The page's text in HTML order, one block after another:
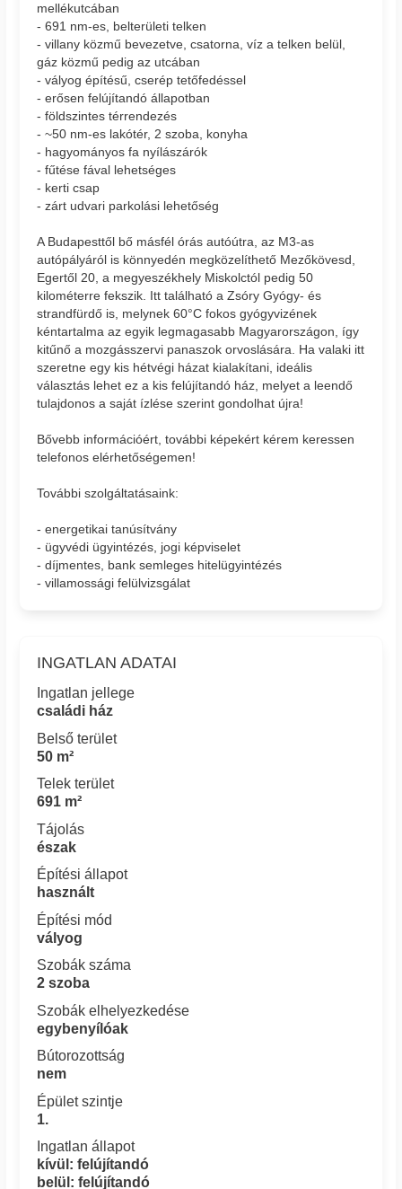
mellékutcában
- 691 nm-es, belterületi telken
- villany közmű bevezetve, csatorna, víz a telken belül,
gáz közmű pedig az utcában
- vályog építésű, cserép tetőfedéssel
- erősen felújítandó állapotban
- földszintes térrendezés
- ~50 nm-es lakótér, 2 szoba, konyha
- hagyományos fa nyílászárók
- fűtése fával lehetséges
- kerti csap
- zárt udvari parkolási lehetőség
A Budapesttől bő másfél órás autóútra, az M3-as
autópályáról is könnyedén megközelíthető Mezőkövesd,
Egertől 20, a megyeszékhely Miskolctól pedig 50
kilométerre fekszik. Itt található a Zsóry Gyógy- és
strandfürdő is, melynek 60°C fokos gyógyvizének
kéntartalma az egyik legmagasabb Magyarországon, így
kitűnő a mozgásszervi panaszok orvoslására. Ha valaki itt
szeretne egy kis hétvégi házat kialakítani, ideális
választás lehet ez a kis felújítandó ház, melyet a leendő
tulajdonos a saját ízlése szerint gondolhat újra!
Bővebb információért, további képekért kérem keressen
telefonos elérhetőségemen!
További szolgáltatásaink:
- energetikai tanúsítvány
- ügyvédi ügyintézés, jogi képviselet
- díjmentes, bank semleges hitelügyintézés
- villamossági felülvizsgálat
INGATLAN ADATAI
Ingatlan jellege
családi ház
Belső terület
50 m²
Telek terület
691 m²
Tájolás
észak
Építési állapot
használt
Építési mód
vályog
Szobák száma
2 szoba
Szobák elhelyezkedése
egybenyílóak
Bútorozottság
nem
Épület szintje
1.
Ingatlan állapot
kívül: felújítandó
belül: felújítandó